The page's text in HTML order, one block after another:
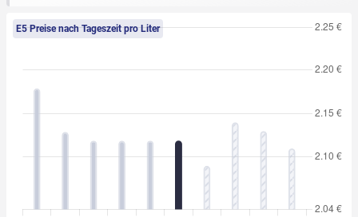
E5 Preise nach Tageszeit pro Liter